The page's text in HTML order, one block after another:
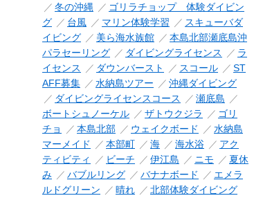
冬の沖縄
ゴリラチョップ 体験ダイビン
グ
台風 マリン体験学習
スキューバダ
イビング
美ら海水族館
本島北部瀬底島沖
パラセーリング
ダイビングライセンス
ラ
イセンス
ダウンバースト スコール
ST
AFF募集
水納島ツアー
沖縄ダイビング
ダイビングライセンスコース
瀬底島
ボートシュノーケル
ザトウクジラ
ゴリ
チョ
本島北部 ウェイクボード
水納島
マーメイド
本部町 海 海水浴
アク
ティビティ
ビーチ 伊江島 ニモ
夏休
み
バブルリング バナナボード
エメラ
ルドグリーン
晴れ
北部体験ダイビング